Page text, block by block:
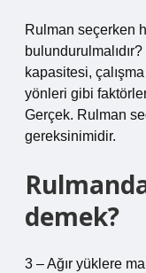
Rulman seçerken
kapasitesi, çalışma
yönleri gibi
Gerçek. Rulman
gereksinimidir.
demek?
3 – Ağır yüklere